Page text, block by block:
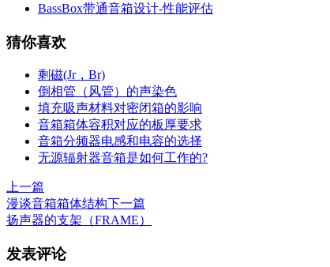
BassBox带通音箱设计-性能评估
猜你喜欢
剩磁(Jr，Br)
倒相管（风管）的声染色
填充吸声材料对密闭箱的影响
音箱箱体容积对应的板厚要求
音箱分频器电感和电容的选择
无源辐射器音箱是如何工作的?
上一篇
漫谈音箱箱体结构下一篇
扬声器的支架（FRAME）
发表评论